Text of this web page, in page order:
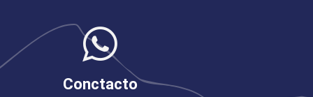
Conctacto